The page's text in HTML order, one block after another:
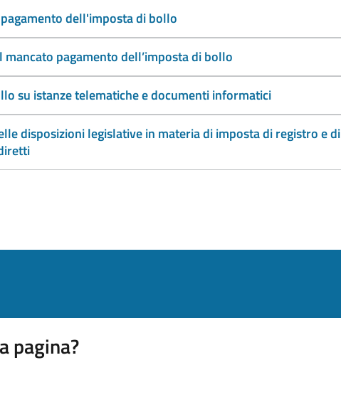
dell'imposta di bollo
mancato pagamento dell’imposta di bollo
su istanze telematiche e documenti informatici
disposizioni legislative in materia di imposta di registro e di
pagina?